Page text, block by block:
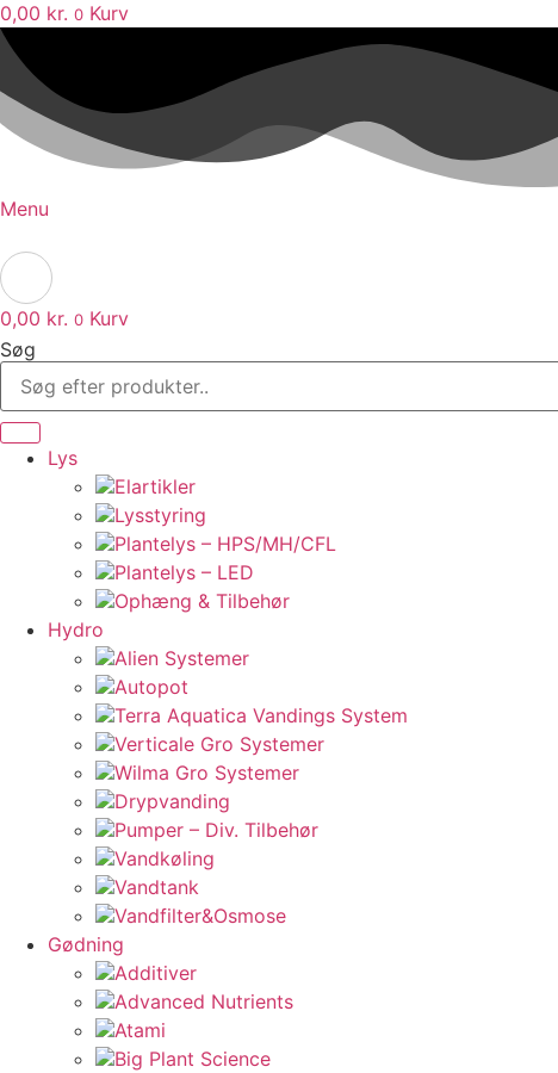
0,00 kr. 0 Kurv
Menu
0,00 kr. 0 Kurv
Søg
Lys
Elartikler
Lysstyring
Plantelys – HPS/MH/CFL
Plantelys – LED
Ophæng & Tilbehør
Hydro
Alien Systemer
Autopot
Terra Aquatica Vandings System
Verticale Gro Systemer
Wilma Gro Systemer
Drypvanding
Pumper – Div. Tilbehør
Vandkøling
Vandtank
Vandfilter&Osmose
Gødning
Additiver
Advanced Nutrients
Atami
Big Plant Science